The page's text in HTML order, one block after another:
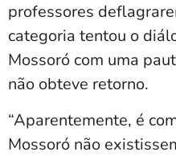
professores
categoria tentou o
Mossoró com uma
não obteve retorno.
“Aparentemente, é
Mossoró não